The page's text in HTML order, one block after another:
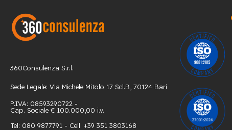
360Consulenza S.r.l.
Sede Legale: Via Michele Mitolo 17 Scl.B, 70124 Bari
P.IVA: 08593290722 -
Cap. Sociale € 100.000,00 i.v.
Tel: 080 9877791 - Cell. +39 351 3803168